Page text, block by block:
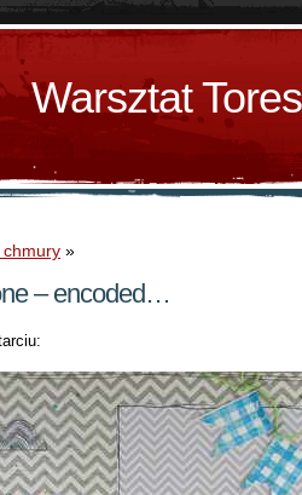
Warsztat Tores
»
– encoded…